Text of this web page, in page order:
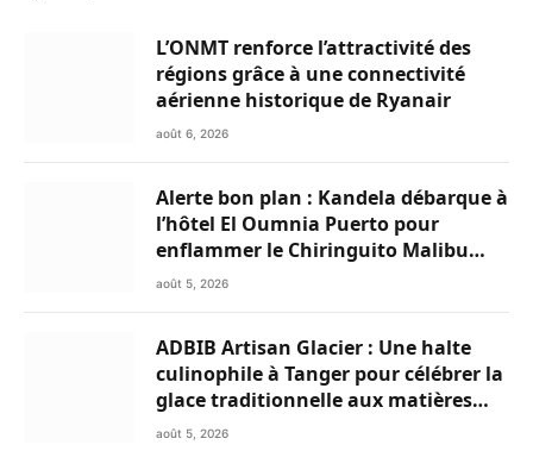
L’ONMT renforce l’attractivité des
régions grâce à une connectivité
aérienne historique de Ryanair
août 6, 2026
Alerte bon plan : Kandela débarque à
l’hôtel El Oumnia Puerto pour
enflammer le Chiringuito Malibu
Club
août 5, 2026
ADBIB Artisan Glacier : Une halte
culinophile à Tanger pour célébrer la
glace traditionnelle aux matières
premières de choix
août 5, 2026